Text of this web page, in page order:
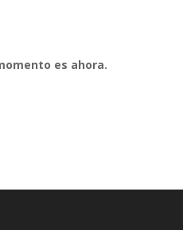
es ahora.